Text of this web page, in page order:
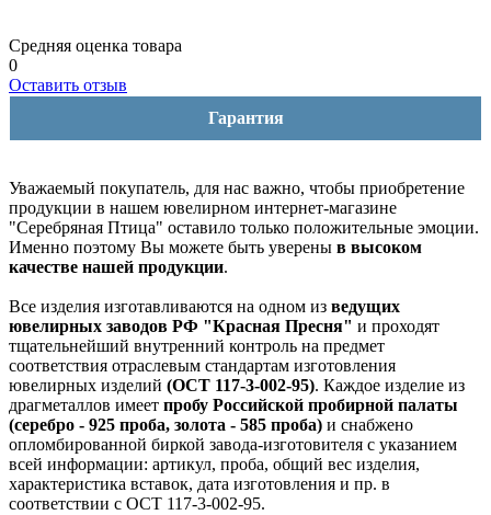
Средняя оценка товара
0
Оставить отзыв
Гарантия
Уважаемый покупатель, для нас важно, чтобы приобретение
продукции в нашем ювелирном интернет-магазине
"Серебряная Птица" оставило только положительные эмоции.
Именно поэтому Вы можете быть уверены в высоком
качестве нашей продукции.
Все изделия изготавливаются на одном из ведущих
ювелирных заводов РФ "Красная Пресня" и проходят
тщательнейший внутренний контроль на предмет
соответствия отраслевым стандартам изготовления
ювелирных изделий (ОСТ 117-3-002-95). Каждое изделие из
драгметаллов имеет пробу Российской пробирной палаты
(серебро - 925 проба, золота - 585 проба) и снабжено
опломбированной биркой завода-изготовителя с указанием
всей информации: артикул, проба, общий вес изделия,
характеристика вставок, дата изготовления и пр. в
соответствии с ОСТ 117-3-002-95.